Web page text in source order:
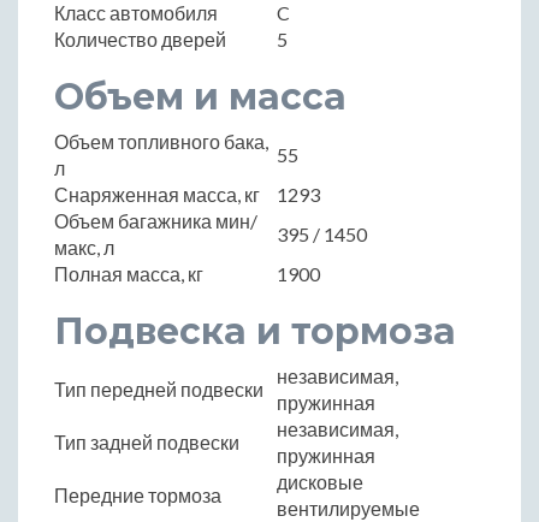
Класс автомобиля
C
Количество дверей
5
Объем и масса
Объем топливного бака,
л
55
Снаряженная масса, кг
1293
Объем багажника мин/
макс, л
395 / 1450
Полная масса, кг
1900
Подвеска и тормоза
Тип передней подвески
независимая,
пружинная
Тип задней подвески
независимая,
пружинная
Передние тормоза
дисковые
вентилируемые